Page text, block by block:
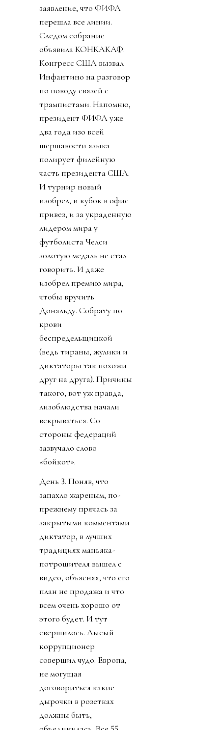
заявление, что ФИФА
перешла все линии.
Следом собрание
объявила КОНКАКАФ.
Конгресс США вызвал
Инфантино на разговор
по поводу связей с
трампистами. Напомню,
президент ФИФА уже
два года изо всей
шершавости языка
полирует филейную
часть президента США.
И турнир новый
изобрел, и кубок в офис
привез, и за украденную
лидером мира у
футболиста Челси
золотую медаль не стал
говорить. И даже
изобрел премию мира,
чтобы вручить
Дональду. Собрату по
крови
беспредельщицкой
(ведь тираны, жулики и
диктаторы так похожи
друг на друга). Причины
такого, вот уж правда,
лизоблюдства начали
вскрываться. Со
стороны федераций
зазвучало слово
«бойкот».
День 3. Поняв, что
запахло жареным, по-
прежнему прячась за
закрытыми комментами
диктатор, в лучших
традициях маньяка-
потрошителя вышел с
видео, объясняя, что его
план не продажа и что
всем очень хорошо от
этого будет. И тут
свершилось. Лысый
коррупционер
совершил чудо. Европа,
не могущая
договориться какие
дырочки в розетках
должны быть,